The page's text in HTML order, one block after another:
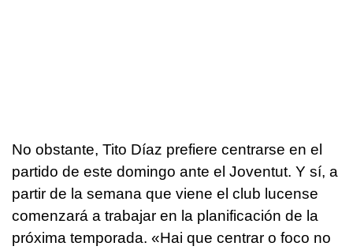
No obstante, Tito Díaz prefiere centrarse en el
partido de este domingo ante el Joventut. Y sí, a
partir de la semana que viene el club lucense
comenzará a trabajar en la planificación de la
próxima temporada. «Hai que centrar o foco no